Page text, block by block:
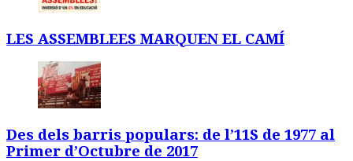
LES ASSEMBLEES MARQUEN EL CAMÍ
Des dels barris populars: de l’11S de 1977 al
Primer d’Octubre de 2017